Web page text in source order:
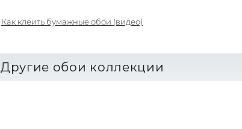
Как клеить бумажные обои (видео)
Другие обои коллекции